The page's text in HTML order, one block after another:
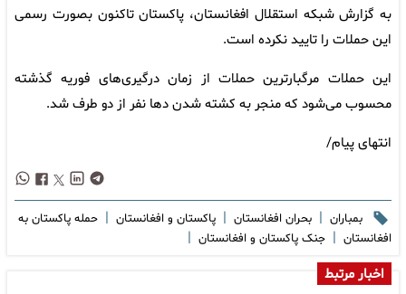
به گزارش شبکه استقلال افغانستان، پاکستان تاکنون بصورت رسمی
این حملات را تایید نکرده است.
این حملات مرگبارترین حملات از زمان درگیری‌های فوریه گذشته
محسوب می‌شود که منجر به کشته شدن دها نفر از دو طرف شد.
انتهای پیام/
بمباران | بحران افغانستان | پاکستان و افغانستان | حمله پاکستان به
افغانستان | جنک پاکستان و افغانستان |
اخبار مرتبط